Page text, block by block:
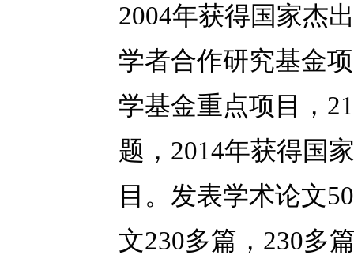
2004年获得国家杰
学者合作研究基金
学基金重点项目，
题，2014年获得国
目。发表学术论文
文230多篇，230多